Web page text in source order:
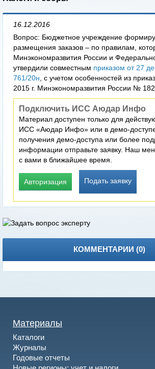
16.12.2016
Вопрос: Бюджетное учреждение
размещения заказов – по правилам,
Минэкономразвития России и
утвердили совместным приказом от 27
761/20н , с учетом особенностей из
2015 г. Минэкономразвития России № 182,
Подключить ИСС Аюдар Инфо
Материал доступен только для
ИСС «Аюдар Инфо» или в демо-
получения демо-доступа или более
информации отправьте заявку. Наш
с вами в ближайшее время.
Авторизация Подать заявку
КОММЕНТАРИИ (0)
Материалы
Каталоги
Журналы
Годовые отчеты